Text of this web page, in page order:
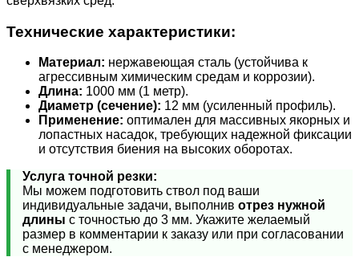
Технические характеристики:
Материал: нержавеющая сталь (устойчива к
агрессивным химическим средам и коррозии).
Длина: 1000 мм (1 метр).
Диаметр (сечение): 12 мм (усиленный профиль).
Применение: оптимален для массивных якорных и
лопастных насадок, требующих надежной фиксации
и отсутствия биения на высоких оборотах.
Услуга точной резки:
Мы можем подготовить ствол под ваши
индивидуальные задачи, выполнив отрез нужной
длины с точностью до 3 мм. Укажите желаемый
размер в комментарии к заказу или при согласовании
с менеджером.